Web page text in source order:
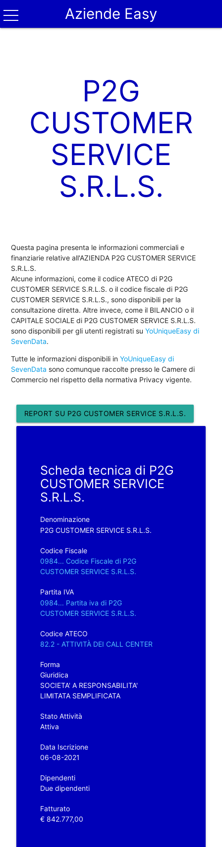
Aziende Easy
P2G
CUSTOMER
SERVICE
S.R.L.S.
Questa pagina presenta le informazioni commerciali e
finanziarie relative all'AZIENDA P2G CUSTOMER SERVICE
S.R.L.S.
Alcune informazioni, come il codice ATECO di P2G
CUSTOMER SERVICE S.R.L.S. o il codice fiscale di P2G
CUSTOMER SERVICE S.R.L.S., sono disponibili per la
consultazione diretta. Altre invece, come il BILANCIO o il
CAPITALE SOCIALE di P2G CUSTOMER SERVICE S.R.L.S.
sono disponibili per gli utenti registrati suYoUniqueEasy di
SevenData.
Tutte le informazioni disponibili inYoUniqueEasy di
SevenData sono comunque raccolte presso le Camere di
Commercio nel rispetto della normativa Privacy vigente.
REPORT SU P2G CUSTOMER SERVICE S.R.L.S.
Scheda tecnica di P2G
CUSTOMER SERVICE
S.R.L.S.
Denominazione
P2G CUSTOMER SERVICE S.R.L.S.
Codice Fiscale
0984... Codice Fiscale di P2G
CUSTOMER SERVICE S.R.L.S.
Partita IVA
0984... Partita iva di P2G
CUSTOMER SERVICE S.R.L.S.
Codice ATECO
82.2 - ATTIVITÀ DEI CALL CENTER
Forma
Giuridica
SOCIETA' A RESPONSABILITA'
LIMITATA SEMPLIFICATA
Stato Attività
Attiva
Data Iscrizione
06-08-2021
Dipendenti
Due dipendenti
Fatturato
€ 842.777,00